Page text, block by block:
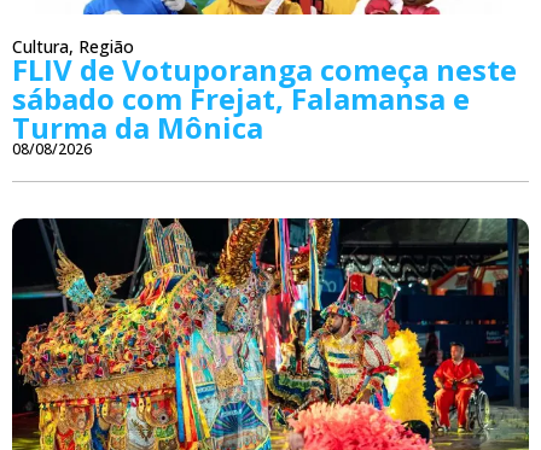
Cultura, Região
FLIV de Votuporanga começa neste
sábado com Frejat, Falamansa e
Turma da Mônica
08/08/2026